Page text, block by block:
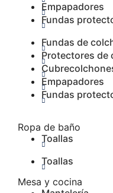
Empapadores
Fundas
Fundas de
Protectores de
Empapadores
Fundas
Ropa de baño
Toallas
Toallas
Mesa y cocina